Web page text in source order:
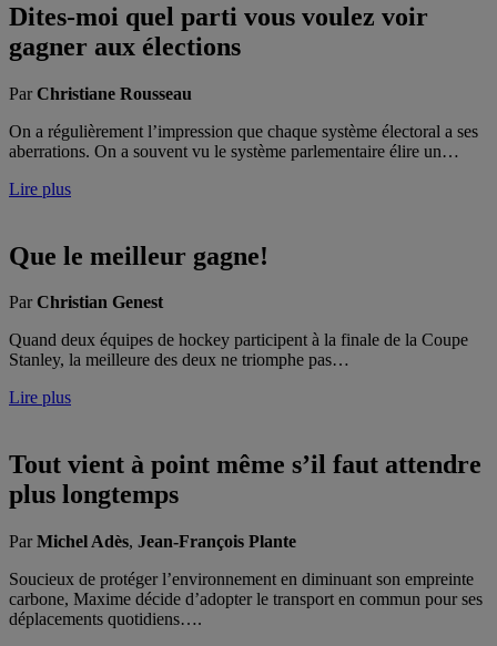
Dites-moi quel parti vous voulez voir
gagner aux élections
ParChristiane Rousseau
On a régulièrement l’impression que chaque système électoral a ses
aberrations. On a souvent vu le système parlementaire élire un…
Lire plus
Que le meilleur gagne!
ParChristian Genest
Quand deux équipes de hockey participent à la finale de la Coupe
Stanley, la meilleure des deux ne triomphe pas…
Lire plus
Tout vient à point même s’il faut attendre
plus longtemps
ParMichel Adès, Jean-François Plante
Soucieux de protéger l’environnement en diminuant son empreinte
carbone, Maxime décide d’adopter le transport en commun pour ses
déplacements quotidiens….